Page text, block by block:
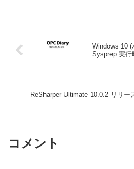
Windows 10 (
Sysprep 実行
ReSharper Ultimate 10.0.2 リリー
コメント